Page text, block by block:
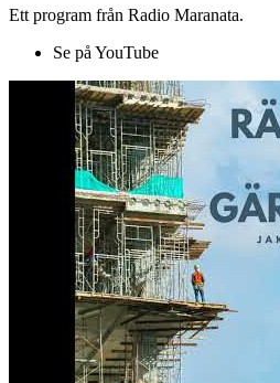
Ett program från Radio Maranata.
Se på YouTube